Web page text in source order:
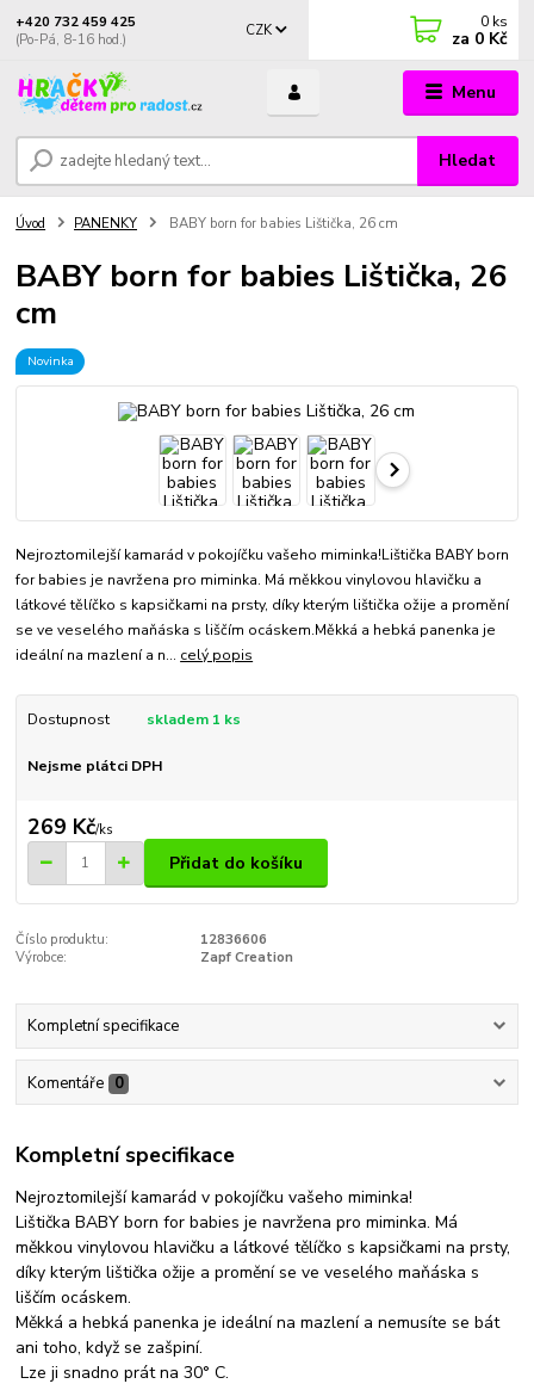
Menu
CZK
Hledat
+420 732 459 425
(Po-Pá, 8-16 hod.)
0 ks
za 0 Kč
Úvod PANENKY BABY born for babies Lištička, 26 cm
BABY born for babies Lištička, 26
cm
Novinka
Nejroztomilejší kamarád v pokojíčku vašeho miminka!Lištička BABY born
for babies je navržena pro miminka. Má měkkou vinylovou hlavičku a
látkové tělíčko s kapsičkami na prsty, díky kterým lištička ožije a promění
se ve veselého maňáska s liščím ocáskem.Měkká a hebká panenka je
ideální na mazlení a n... celý popis
Dostupnost skladem 1 ks
Nejsme plátci DPH
269 Kč/ks
Přidat do košíku
Číslo produktu:
12836606
Výrobce:
Zapf Creation
Kompletní specifikace
Komentáře 0
Kompletní specifikace
Nejroztomilejší kamarád v pokojíčku vašeho miminka!
Lištička BABY born for babies je navržena pro miminka. Má
měkkou vinylovou hlavičku a látkové tělíčko s kapsičkami na prsty,
díky kterým lištička ožije a promění se ve veselého maňáska s
liščím ocáskem.
Měkká a hebká panenka je ideální na mazlení a nemusíte se bát
ani toho, když se zašpiní.
Lze ji snadno prát na 30° C.